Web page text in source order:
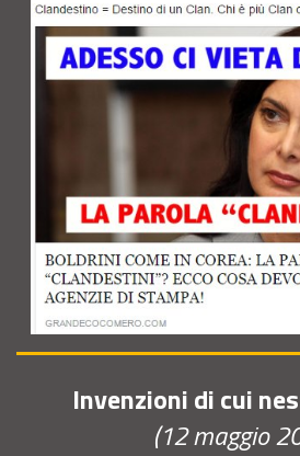
Invenzioni di cui
(12 maggio